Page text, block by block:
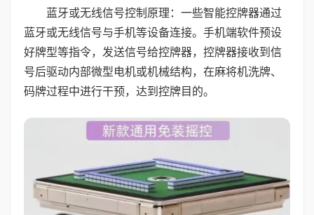
蓝牙或无线信号控制原理：一些智能控牌器通过
蓝牙或无线信号与手机等设备连接。手机端软件预设
好牌型等指令，发送信号给控牌器，控牌器接收到信
号后驱动内部微型电机或机械结构，在麻将机洗牌、
码牌过程中进行干预，达到控牌目的。